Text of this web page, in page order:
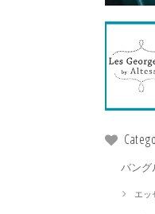
バング
エ